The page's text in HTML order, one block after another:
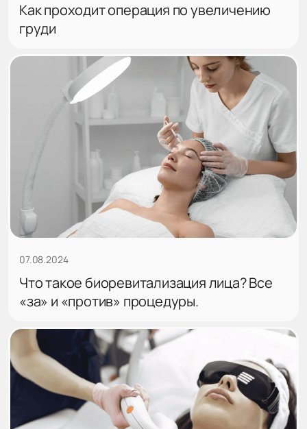
Как проходит операция по увеличению
груди
07.08.2024
Что такое биоревитализация лица? Все
«за» и «против» процедуры.